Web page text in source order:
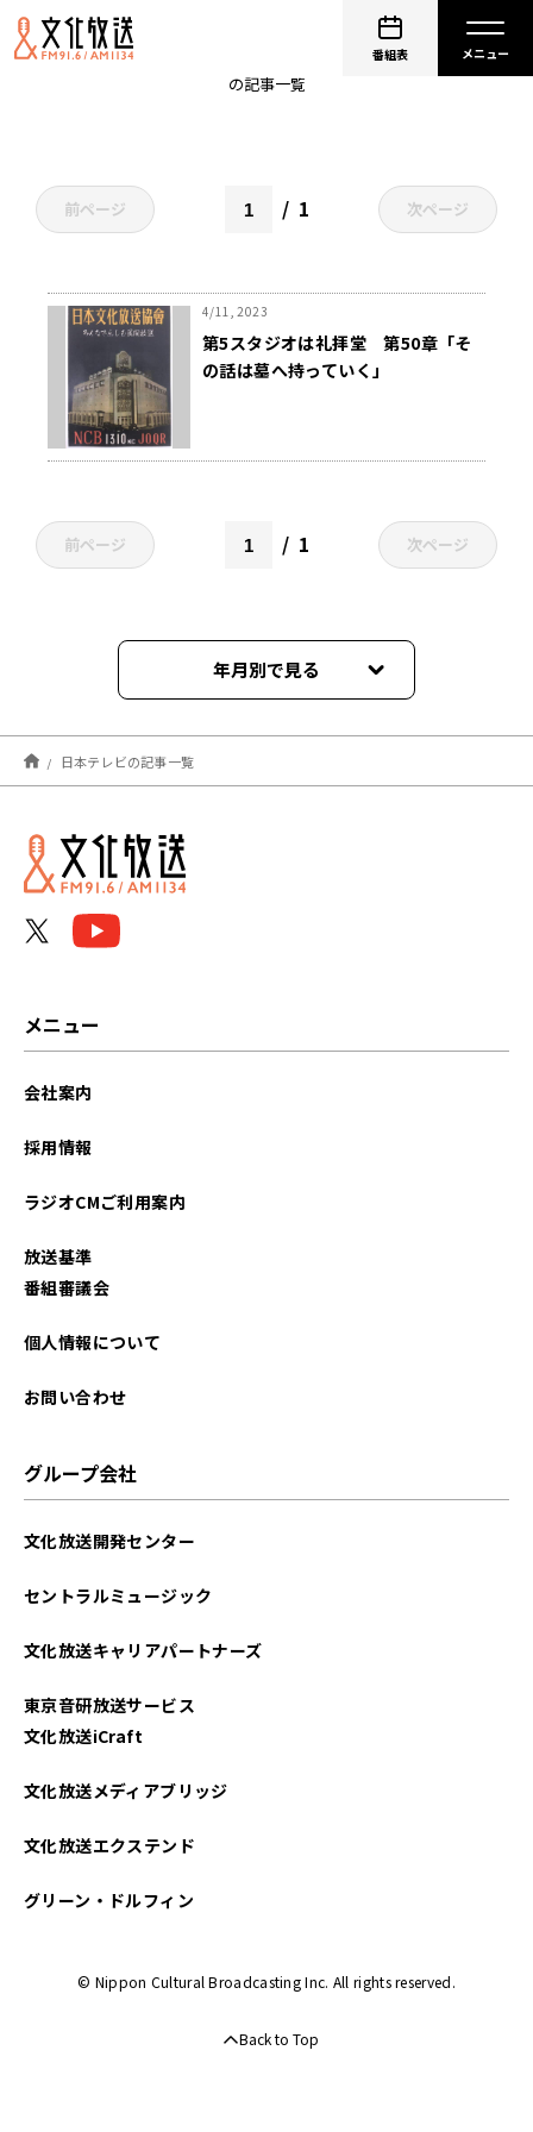
番組表
の記事一覧
前ページ 1 次ページ
4/11, 2023
第5スタジオは礼拝堂 第50章「そ
の話は墓へ持っていく」
前ページ 1 次ページ
年月別で見る
2023年11月
2023年09月
2023年04月
日本テレビの記事一覧
メニュー
会社案内
採用情報
ラジオCMご利用案内
放送基準
番組審議会
個人情報について
お問い合わせ
グループ会社
文化放送開発センター
セントラルミュージック
文化放送キャリアパートナーズ
東京音研放送サービス
文化放送iCraft
文化放送メディアブリッジ
文化放送エクステンド
グリーン・ドルフィン
© Nippon Cultural Broadcasting Inc. All rights reserved.
Back to Top